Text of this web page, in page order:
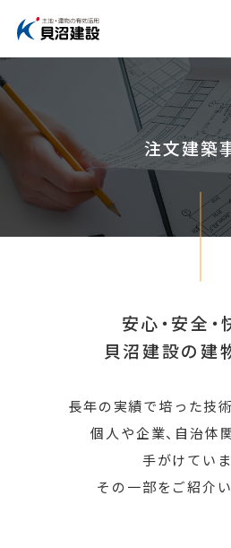
注文建築
安心・安全・
貝沼建設の建
長年の実績で培った技
個人や企業、自治体
手がけていま
その一部をご紹介